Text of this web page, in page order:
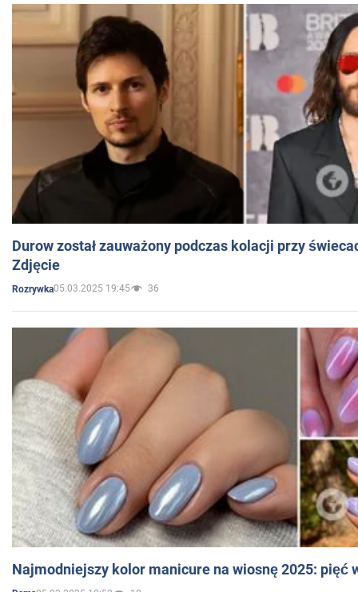
Durow został zauważony podczas kolacji przy
Zdjęcie
Rozrywka05.03.2025 19:45 36
Najmodniejszy kolor manicure na wiosnę 2025: pięć